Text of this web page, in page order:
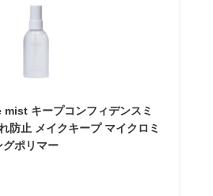
キープコンフィデンスミ
防止 メイクキープ マイクロミ
グポリマー